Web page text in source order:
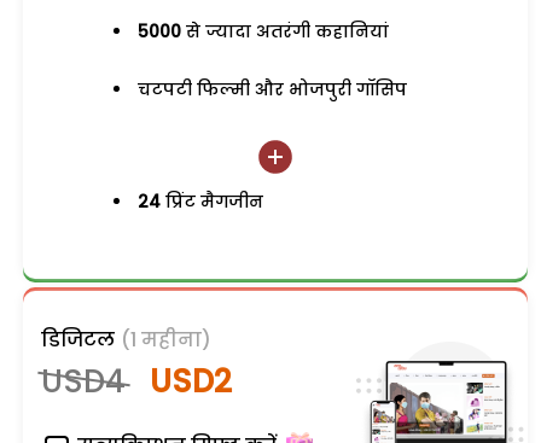
5000 से ज्यादा अतरंगी कहानियां
चटपटी फिल्मी और भोजपुरी गॉसिप
24 प्रिंट मैगजीन
डिजिटल (1 महीना)
USD4 USD2